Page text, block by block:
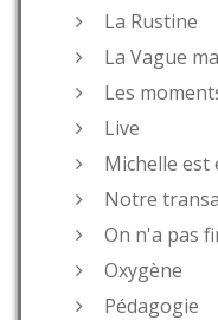
La Rustine
La Vague
Les
Live
Michelle est
Notre
On n'a pas
Oxygène
Pédagogie